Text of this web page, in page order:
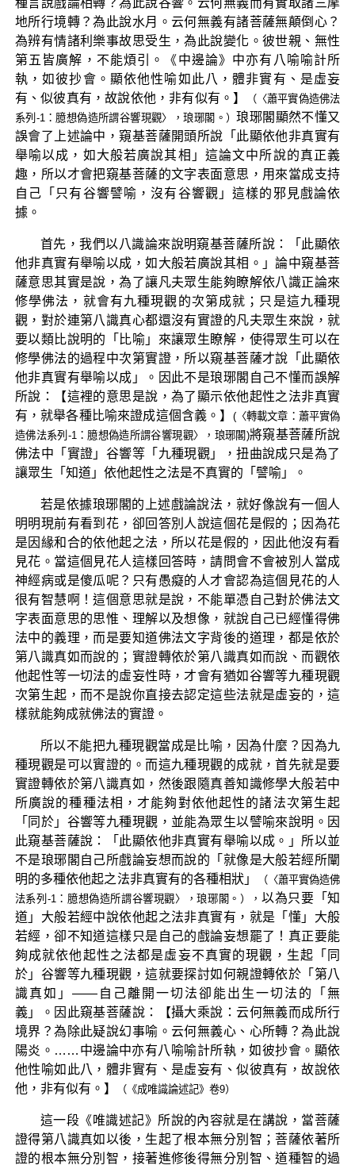
地所行境轉？為此說水月。云何無義有諸菩薩無顛倒心？
為辨有情諸利樂事故思受生，為此說變化。彼世親、無性
第五皆廣解，不能煩引。《中邊論》中亦有八喻喻計所
執，如彼抄會。顯依他性喻如此八，體非實有、是虛妄
有、似彼真有，故說依他，非有似有。】
（〈蕭平實偽造佛法
系列-1：臆想偽造所謂谷響現觀〉，琅琊閣。）琅琊閣顯然不懂又
誤會了上述論中，窺基菩薩開頭所說「此顯依他非真實有
舉喻以成，如大般若廣說其相」這論文中所說的真正義
趣，所以才會把窺基菩薩的文字表面意思，用來當成支持
自己「只有谷響譬喻，沒有谷響觀」這樣的邪見戲論依
據。
首先，我們以八識論來說明窺基菩薩所說：「此顯依
他非真實有舉喻以成，如大般若廣說其相。」論中窺基菩
薩意思其實是說，為了讓凡夫眾生能夠瞭解依八識正論來
修學佛法，就會有九種現觀的次第成就；只是這九種現
觀，對於連第八識真心都還沒有實證的凡夫眾生來說，就
要以類比說明的「比喻」來讓眾生瞭解，使得眾生可以在
修學佛法的過程中次第實證，所以窺基菩薩才說「此顯依
他非真實有舉喻以成」。因此不是琅琊閣自己不懂而誤解
所說：【這裡的意思是說，為了顯示依他起性之法非真實
有，就舉各種比喻來證成這個含義。】 (〈轉載文章：蕭平實偽
造佛法系列-1：臆想偽造所謂谷響現觀〉，琅琊閣)將窺基菩薩所說
佛法中「實證」谷響等「九種現觀」，扭曲說成只是為了
讓眾生「知道」依他起性之法是不真實的「譬喻」。
若是依據琅琊閣的上述戲論說法，就好像說有一個人
明明現前有看到花，卻回答別人說這個花是假的；因為花
是因緣和合的依他起之法，所以花是假的，因此他沒有看
見花。當這個見花人這樣回答時，請問會不會被別人當成
神經病或是傻瓜呢？只有愚癡的人才會認為這個見花的人
很有智慧啊！這個意思就是說，不能單憑自己對於佛法文
字表面意思的思惟、理解以及想像，就說自己已經懂得佛
法中的義理，而是要知道佛法文字背後的道理，都是依於
第八識真如而說的；實證轉依於第八識真如而說、而觀依
他起性等一切法的虛妄性時，才會有猶如谷響等九種現觀
次第生起，而不是說你直接去認定這些法就是虛妄的，這
樣就能夠成就佛法的實證。
所以不能把九種現觀當成是比喻，因為什麼？因為九
種現觀是可以實證的。而這九種現觀的成就，首先就是要
實證轉依於第八識真如，然後跟隨真善知識修學大般若中
所廣說的種種法相，才能夠對依他起性的諸法次第生起
「同於」谷響等九種現觀，並能為眾生以譬喻來說明。因
此窺基菩薩說：「此顯依他非真實有舉喻以成。」所以並
不是琅琊閣自己所戲論妄想而說的「就像是大般若經所闡
明的多種依他起之法非真實有的各種相狀」
（〈蕭平實偽造佛
法系列-1：臆想偽造所謂谷響現觀〉，琅琊閣。），以為只要「知
道」大般若經中說依他起之法非真實有，就是「懂」大般
若經，卻不知道這樣只是自己的戲論妄想罷了！真正要能
夠成就依他起性之法都是虛妄不真實的現觀，生起「同
於」谷響等九種現觀，這就要探討如何親證轉依於「第八
識真如」——自己離開一切法卻能出生一切法的「無
義」。因此窺基菩薩說：【攝大乘說：云何無義而成所行
境界？為除此疑說幻事喻。云何無義心、心所轉？為此說
陽炎。……中邊論中亦有八喻喻計所執，如彼抄會。顯依
他性喻如此八，體非實有、是虛妄有、似彼真有，故說依
他，非有似有。】
（《成唯識論述記》卷9）
這一段《唯識述記》所說的內容就是在講說，當菩薩
證得第八識真如以後，生起了根本無分別智；菩薩依著所
證的根本無分別智，接著進修後得無分別智、道種智的過